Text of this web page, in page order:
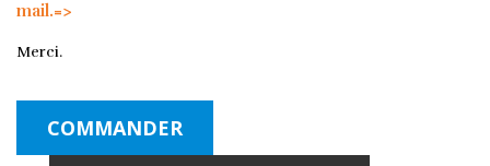
mail.=>
Merci.
COMMANDER